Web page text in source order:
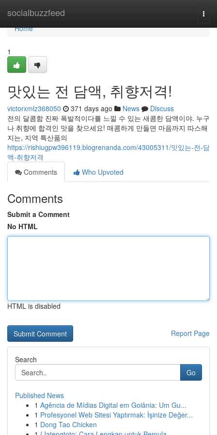
socialbuzzfeed
Home
Home
1
맛있는 전 담액, 취향저격!
victorxmlz368050 371 days ago News
Discuss
전의 달콤함 진짜 폭발적이다를 느낄 수 있는 새콤한 담액이야. 누구
나 취향에 합격인 맛을 찾으세요! 매콤하게 만들면 마음까지 따스해
지는, 지역 특산품의
https://rishiugpw396119.blogrenanda.com/43005311/맛있는-전-담
액-취향저격
Comments
Who Upvoted
Comments
Submit a Comment
No HTML
HTML is disabled
Report Page
Search
Go
Published News
1 Agência de Mídias Digital em Goiânia: Um Gu...
1 Profesyonel Web Sitesi Yaptırmak: İşinize Değer...
1 Dong Tao Chicken